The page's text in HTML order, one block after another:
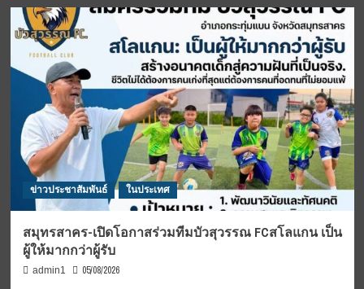
ข่าวประชาสัมพันธ์ ในประเทศ
สมุทรสาคร-เปิดโอกาสร่วมทีมบัวสุวรรณ FCสโลแกน เป็น
ผู้ให้มากกว่าผู้รับ
admin1 05/08/2026